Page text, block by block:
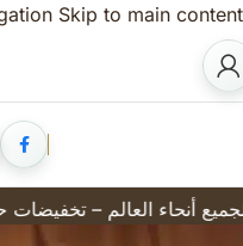
Skip to main content
كلاكاسي للعطور
والمعايير الفرنسية القياسية وحاصلة على موافقة من منظمة الإيفرا العالمية للعطور في فرنسا –